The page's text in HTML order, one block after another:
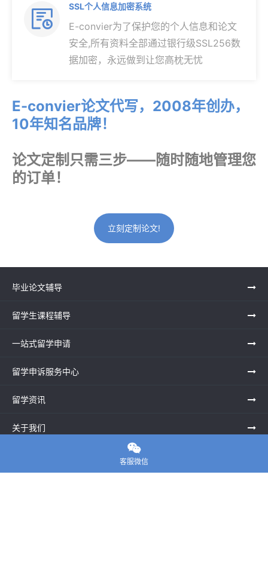

SSL个人信息加密系统
E-convier为了保护您的个人信息和论文
安全,所有资料全部通过银行级SSL256数
据加密，永远做到让您高枕无忧
E-convier论文代写，2008年创办，
10年知名品牌！
论文定制只需三步——随时随地管理您
的订单！
立刻定制论文!
毕业论文辅导
留学生课程辅导
一站式留学申请
留学申诉服务中心
留学资讯
关于我们

客服微信